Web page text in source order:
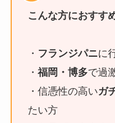
こんな方におすす
・ フランジパニに
・ 福岡・博多で過
・信憑性の高いガ
たい方